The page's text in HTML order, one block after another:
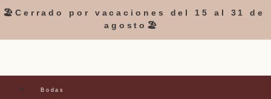
🏖️Cerrado por vacaciones del 15 al 31 de
agosto🏖️
Bodas